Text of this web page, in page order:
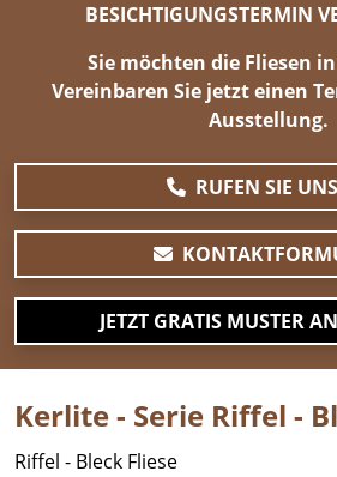
BESICHTIGUNGSTERMIN
Sie möchten die Fliesen
Vereinbaren Sie jetzt einen
Ausstellung.
RUFEN SIE
JETZT GRATIS MUSTER
Kerlite - Serie Riffel -
Riffel - Bleck Fliese